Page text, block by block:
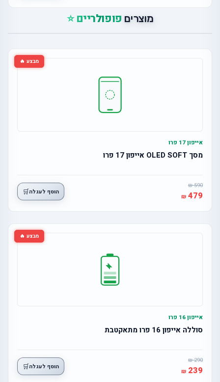
מוצרים פופולריים ⭐
מבצע 🔥
אייפון 17 פרו
מסך OLED SOFT אייפון 17 פרו
590
479 הוסף לעגלה🛒
מבצע 🔥
אייפון 16 פרו
סוללה אייפון 16 פרו מתאקטבת
290
239 הוסף לעגלה🛒